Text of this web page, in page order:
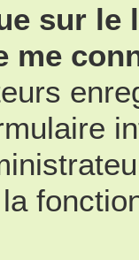
sur le
me